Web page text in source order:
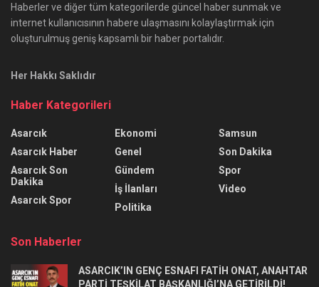
Haberler ve diğer tüm kategorilerde güncel haber sunmak ve
internet kullanıcısının habere ulaşmasını kolaylaştırmak için
oluşturulmuş geniş kapsamlı bir haber portalıdır.
Her Hakkı Saklıdır
Haber Kategorileri
Asarcık
Asarcık Haber
Asarcık Son
Dakika
Asarcık Spor
Ekonomi
Genel
Gündem
İş İlanları
Politika
Samsun
Son Dakika
Spor
Video
Son Haberler
ASARCIK’IN GENÇ ESNAFI FATİH ONAT, ANAHTAR
PARTİ TEŞKİLAT BAŞKANLIĞI’NA GETİRİLDİ!